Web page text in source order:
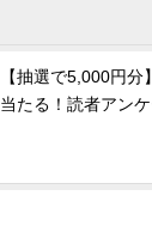
【抽選で5,000円
当たる！読者アン